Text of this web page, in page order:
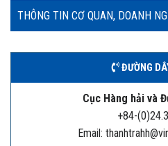
THÔNG TIN CƠ QUAN, DOANH
ĐƯỜNG
Cục Hàng hải và
+84-
Email: